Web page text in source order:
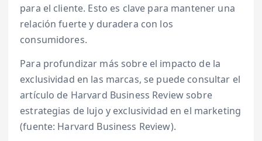
para el cliente. Esto es clave para mantener una
relación fuerte y duradera con los
consumidores.
Para profundizar más sobre el impacto de la
exclusividad en las marcas, se puede consultar el
artículo de Harvard Business Review sobre
estrategias de lujo y exclusividad en el marketing
(fuente: Harvard Business Review).